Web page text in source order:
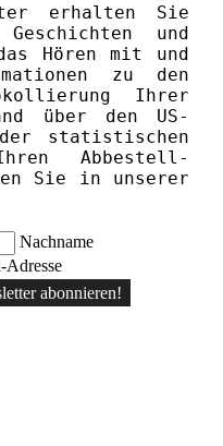
erhalten Sie
und
Hören mit und
zu den
Ihrer
über den US-
statistischen
Ab­bestell­­
Sie in unserer
Nachname
abonnieren!